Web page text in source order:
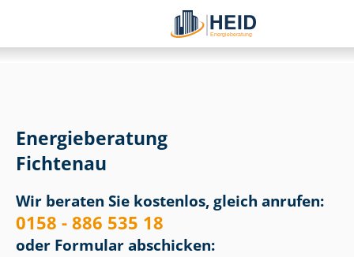
Energieberatung
Fichtenau
Wir beraten Sie kostenlos, gleich anrufen:
0158 - 886 535 18
oder Formular abschicken: